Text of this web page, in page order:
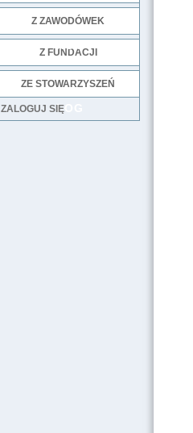
Z ZAWODÓWEK
Z FUNDACJI
ZE STOWARZYSZEŃ
LOG
ZALOGUJ SIĘ